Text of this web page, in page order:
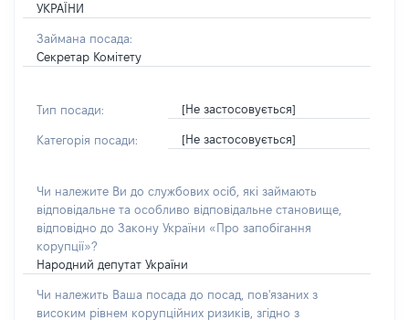
УКРАЇНИ
Займана посада:
Секретар Комітету
Тип посади: [Не застосовується]
Категорія посади: [Не застосовується]
Чи належите Ви до службових осіб, які займають
відповідальне та особливо відповідальне становище,
відповідно до Закону України «Про запобігання
корупції»?
Народний депутат України
Чи належить Ваша посада до посад, пов'язаних з
високим рівнем корупційних ризиків, згідно з